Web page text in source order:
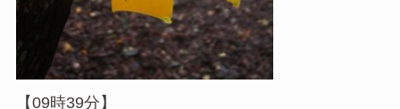
【09時39分】